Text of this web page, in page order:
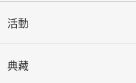
部院區115年
及18日實施免
活動
典藏